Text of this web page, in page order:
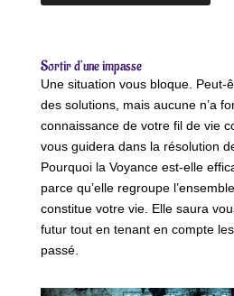
Sortir d’une impasse
Une situation vous bloque. Peut-
des solutions, mais aucune n’a
connaissance de votre fil de vie
vous guidera dans la résolution
Pourquoi la Voyance est-elle
parce qu’elle regroupe
constitue votre vie. Elle saura
futur tout en tenant en compte
passé.